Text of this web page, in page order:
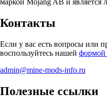
маркой Mojang AB и
Контакты
Если у вас есть вопросы или
воспользуйтесь нашей формой
admin@mine-mods-info.ru
Полезные ссылки